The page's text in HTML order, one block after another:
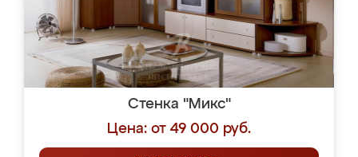
Стенка "Микс"
Цена: от 49 000 руб.